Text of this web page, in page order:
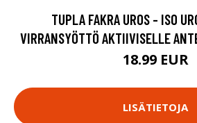
TUPLA FAKRA UROS - ISO
VIRRANSYÖTTÖ AKTIIVISELLE
18.99 EUR
LISÄTIETOJA